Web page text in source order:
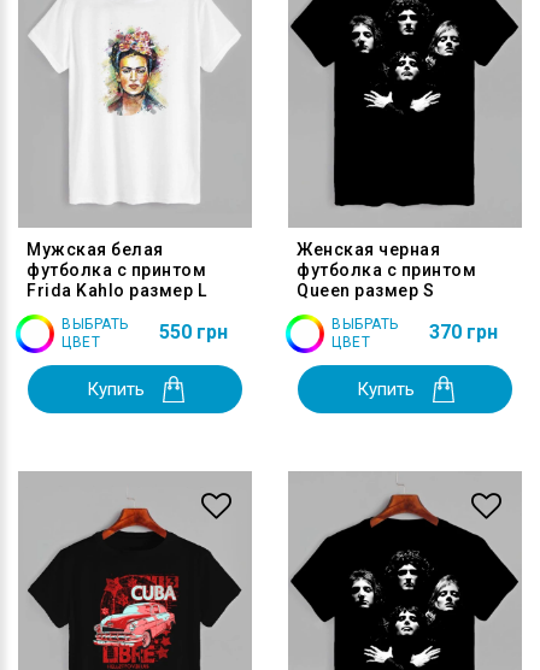
Мужская белая
футболка с принтом
Frida Kahlo размер L
ВЫБРАТЬ
ЦВЕТ
550 грн
Купить
Женская черная
футболка с принтом
Queen размер S
ВЫБРАТЬ
ЦВЕТ
370 грн
Купить